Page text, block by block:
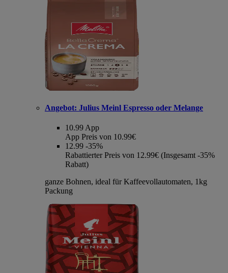
Angebot: Julius Meinl Espresso oder Melange
10.99 App
App Preis von 10.99€
12.99 -35%
Rabattierter Preis von 12.99€ (Insgesamt -35%
Rabatt)
ganze Bohnen, ideal für Kaffeevollautomaten, 1kg
Packung